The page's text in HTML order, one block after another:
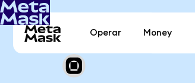
Operar Money